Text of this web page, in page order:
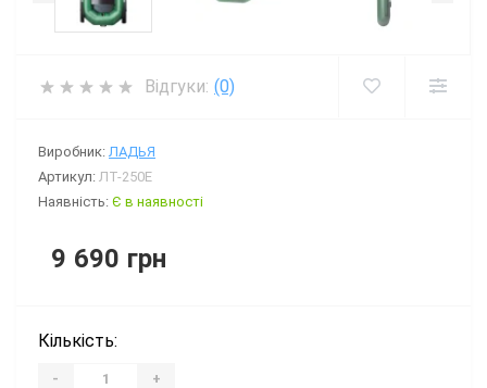
Відгуки: (0)
Виробник: ЛАДЬЯ
Артикул: ЛТ-250Е
Наявність: Є в наявності
9 690 грн
Кількість:
- +